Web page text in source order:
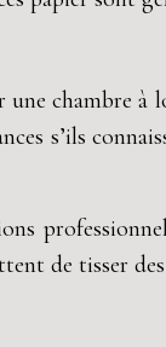
chambre
s’ils
de tisser